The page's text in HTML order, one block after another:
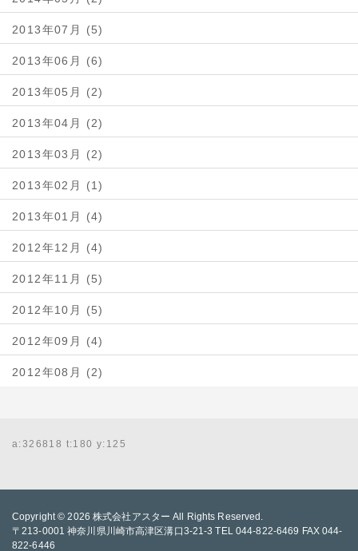
2013年07月 (5)
2013年06月 (6)
2013年05月 (2)
2013年04月 (2)
2013年03月 (2)
2013年02月 (1)
2013年01月 (4)
2012年12月 (4)
2012年11月 (5)
2012年10月 (5)
2012年09月 (4)
2012年08月 (2)
a:326818 t:180 y:125
Copyright © 2026株式会社アスター All Rights Reserved.
〒213-0001 神奈川県川崎市高津区溝口3-21-3 TEL 044-822-6469 FAX 044-
822-6446